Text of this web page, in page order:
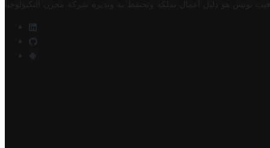
تونس هو دليل أعمال تملكه وتحتفظ به وتديره شركة مخزن التكنولوجيا